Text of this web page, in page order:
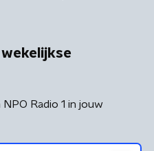
Radio 1 in jouw